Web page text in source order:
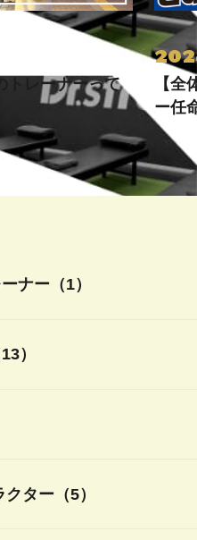
トレーナーって
【
ー任
ナー（1）
）
ター（5）